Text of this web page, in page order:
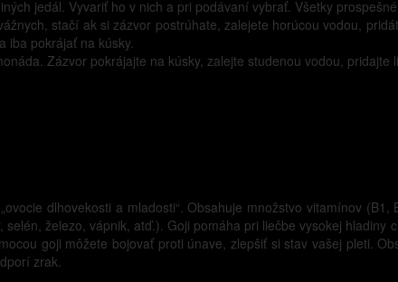
jedál. Vyvariť ho v nich a pri podávaní vybrať. Všetky
stačí ak si zázvor postrúhate, zalejete horúcou vodou,
iba pokrájať na kúsky.
Zázvor pokrájajte na kúsky, zalejte studenou vodou,
dlhovekosti a mladosti“. Obsahuje množstvo vitamínov
železo, vápnik, atď.). Goji pomáha pri liečbe vysokej hladiny
goji môžete bojovať proti únave, zlepšiť si stav vašej pleti.
zrak.